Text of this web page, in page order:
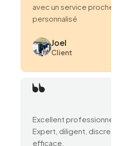
avec un service proche et
personnalisé
Joel
Client
Excellent professionnel.
Expert, diligent, discret et
efficace.